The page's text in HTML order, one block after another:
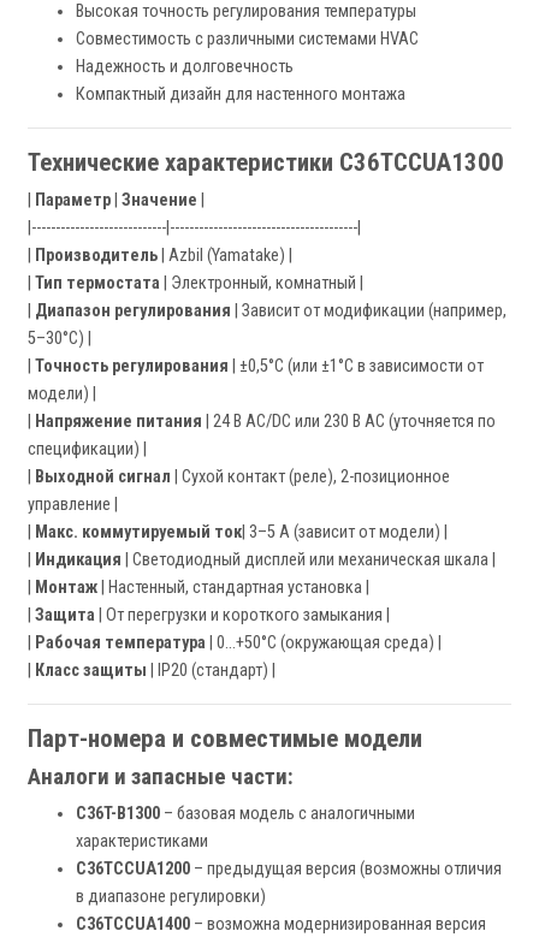
Высокая точность регулирования температуры
Совместимость с различными системами HVAC
Надежность и долговечность
Компактный дизайн для настенного монтажа
Технические характеристики C36TCCUA1300
Параметр Значение
|----------------------------|---------------------------------------|
Производитель | Azbil (Yamatake) |
Тип термостата | Электронный, комнатный |
Диапазон регулирования | Зависит от модификации (например,
5–30°C) |
Точность регулирования | ±0,5°C (или ±1°C в зависимости от
модели) |
Напряжение питания | 24 В AC/DC или 230 В AC (уточняется по
спецификации) |
Выходной сигнал | Сухой контакт (реле), 2-позиционное
управление |
Макс. коммутируемый ток | 3–5 А (зависит от модели) |
Индикация | Светодиодный дисплей или механическая шкала |
Монтаж | Настенный, стандартная установка |
Защита | От перегрузки и короткого замыкания |
Рабочая температура | 0…+50°C (окружающая среда) |
Класс защиты | IP20 (стандарт) |
Парт-номера и совместимые модели
Аналоги и запасные части:
C36T-B1300 – базовая модель с аналогичными
характеристиками
C36TCCUA1200 – предыдущая версия (возможны отличия
в диапазоне регулировки)
C36TCCUA1400 – возможна модернизированная версия